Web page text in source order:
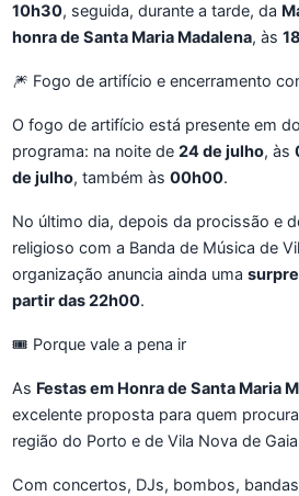
10h30, seguida, durante a tarde, da
honra de Santa Maria Madalena, às
🎆 Fogo de artifício e encerramento
O fogo de artifício está presente em
programa: na noite de 24 de julho, às
de julho, também às 00h00.
No último dia, depois da procissão e
religioso com a Banda de Música de
organização anuncia ainda uma
partir das 22h00.
🎟️ Porque vale a pena ir
As Festas em Honra de Santa Maria
excelente proposta para quem
região do Porto e de Vila Nova de
Com concertos, DJs, bombos,